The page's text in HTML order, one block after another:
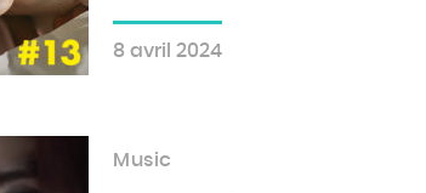
8 avril 2024
Music